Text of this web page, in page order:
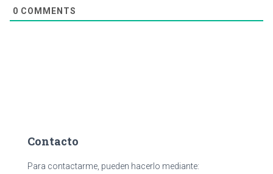
0 COMMENTS
Contacto
Para contactarme, pueden hacerlo mediante: